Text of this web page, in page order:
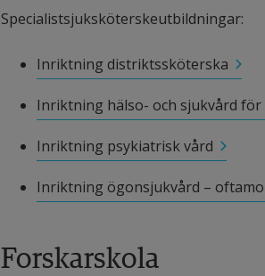
Specialistsjuksköterskeutbildningar:
Inriktning distriktssköterska
Inriktning hälso- och sjukvård
Inriktning psykiatrisk vård
Inriktning ögonsjukvård –
Forskarskola